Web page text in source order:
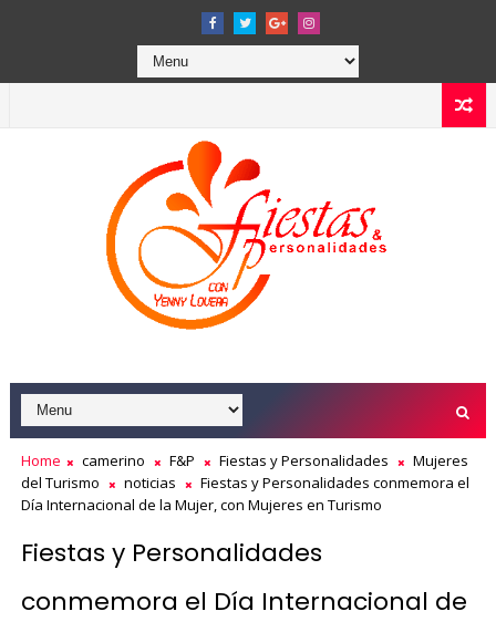
Home camerino F&P Fiestas y Personalidades
Mujeres
del Turismo
noticias
Fiestas y Personalidades conmemora el
Día Internacional de la Mujer, con Mujeres en Turismo
Fiestas y Personalidades
conmemora el Día Internacional de